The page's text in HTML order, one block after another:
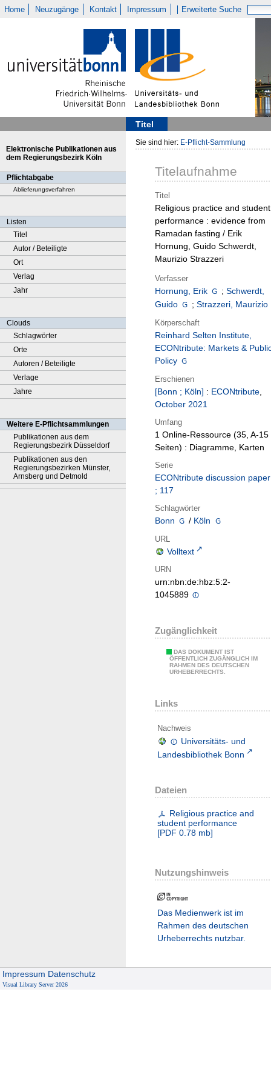
Home Neuzugänge Kontakt Impressum Erweiterte Suche
Titel
Elektronische Publikationen aus
dem Regierungsbezirk Köln
Pflichtabgabe
Ablieferungsverfahren
Listen
Titel
Autor / Beteiligte
Ort
Verlag
Jahr
Clouds
Schlagwörter
Orte
Autoren / Beteiligte
Verlage
Jahre
Weitere E-Pflichtsammlungen
Publikationen aus dem
Regierungsbezirk Düsseldorf
Publikationen aus den
Regierungsbezirken Münster,
Arnsberg und Detmold
Sie sind hier: E-Pflicht-Sammlung
Titelaufnahme
Titel
Religious practice and student
performance : evidence from
Ramadan fasting / Erik
Hornung, Guido Schwerdt,
Maurizio Strazzeri
Verfasser
Hornung, Erik ; Schwerdt,
Guido
; Strazzeri, Maurizio
Körperschaft
Reinhard Selten Institute,
ECONtribute: Markets &
Policy
Erschienen
[Bonn ; Köln] : ECONtribute,
October 2021
Umfang
1 Online-Ressource (35, A-15
Seiten) : Diagramme, Karten
Serie
ECONtribute discussion paper
; 117
Schlagwörter
Bonn / Köln
URL
Volltext
URN
urn:nbn:de:hbz:5:2-
1045889
Zugänglichkeit
DAS DOKUMENT IST
ÖFFENTLICH ZUGÄNGLICH IM
RAHMEN DES DEUTSCHEN
URHEBERRECHTS.
Links
Nachweis
Universitäts- und
Landesbibliothek Bonn
Dateien
Religious practice and
student performance
[PDF 0.78 mb]
Nutzungshinweis
Das Medienwerk ist im
Rahmen des deutschen
Urheberrechts nutzbar.
Impressum Datenschutz
Visual Library Server 2026